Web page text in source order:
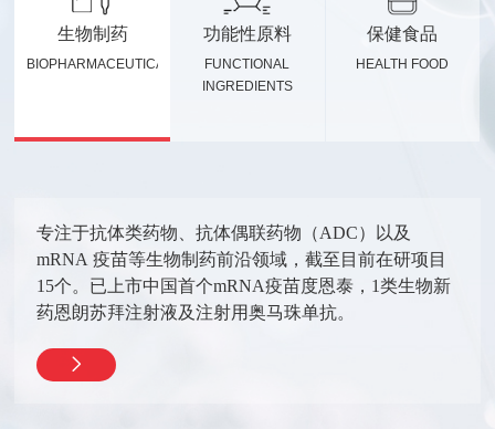
生物制药
BIOPHARMACEUTICALS
功能性原料
FUNCTIONAL
INGREDIENTS
保健食品
HEALTH FOOD
专注于抗体类药物、抗体偶联药物（ADC）以及
mRNA 疫苗等生物制药前沿领域，截至目前在研项目
15个。已上市中国首个mRNA疫苗度恩泰，1类生物新
药恩朗苏拜注射液及注射用奥马珠单抗。